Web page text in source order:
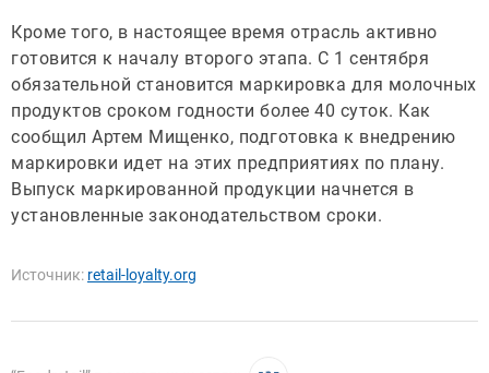
Кроме того, в настоящее время отрасль активно
готовится к началу второго этапа. С 1 сентября
обязательной становится маркировка для молочных
продуктов сроком годности более 40 суток. Как
сообщил Артем Мищенко, подготовка к внедрению
маркировки идет на этих предприятиях по плану.
Выпуск маркированной продукции начнется в
установленные законодательством сроки.
Источник: retail-loyalty.org